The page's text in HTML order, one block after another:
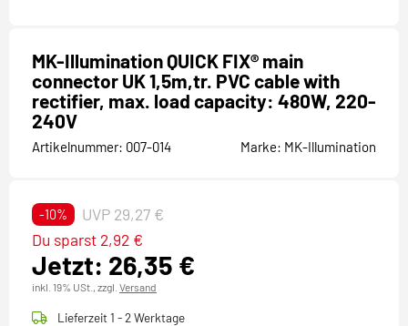
MK-Illumination QUICK FIX® main
connector UK 1,5m,tr. PVC cable with
rectifier, max. load capacity: 480W, 220-
240V
Artikelnummer: 007-014 Marke: MK-Illumination
-10% UVP 29,27 €
Jetzt: 26,35 €
Du sparst 2,92 €
inkl. 19% USt., zzgl. Versand
Lieferzeit 1 - 2 Werktage